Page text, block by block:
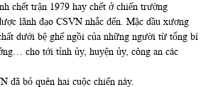
chết trận 1979 hay chết ở chiến trường
lãnh đạo CSVN nhắc đến. Mặc dầu xương
dưới bệ ghế ngồi của những người từ tổng bí
cho tới tỉnh ủy, huyện ủy, công an các
đã bỏ quên hai cuộc chiến này.